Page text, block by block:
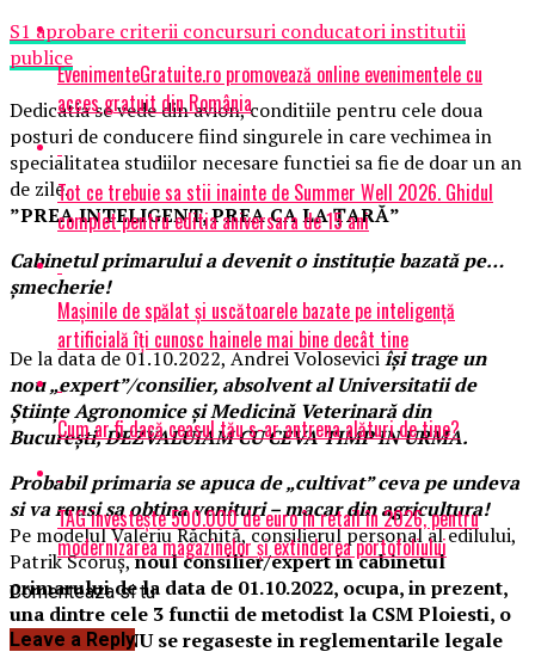
S1 aprobare criterii concursuri conducatori institutii
publice
Dedicatia se vede din avion, conditiile pentru cele doua
posturi de conducere fiind singurele in care vechimea in
specialitatea studiilor necesare functiei sa fie de doar un an
de zile.
”PREA INTELIGENT, PREA CA LA ȚARĂ”
Cabinetul primarului a devenit o instituţie bazată pe…
şmecherie!
De la data de 01.10.2022, Andrei Voloseviciîși trage un
nou „expert”/consilier, absolvent al Universitatii de
Științe Agronomice și Medicină Veterinară din
București, DEZVALUIAM CU CEVA TIMP IN URMA.
Probabil primaria se apuca de „cultivat” ceva pe undeva
si va reusi sa obtina venituri – macar din agricultura!
Pe modelul Valeriu Răchită, consilierul personal al edilului,
Patrik Scoruş,noul consilier/expert in cabinetul
primarului de la data de 01.10.2022, ocupa, in prezent,
una dintre cele 3 functii de metodist la CSM Ploiesti, o
functie care NU se regaseste in reglementarile legale
EvenimenteGratuite.ro promovează online evenimentele cu
acces gratuit din România
Tot ce trebuie sa stii inainte de Summer Well 2026. Ghidul
complet pentru editia aniversara de 15 ani
Mașinile de spălat și uscătoarele bazate pe inteligență
artificială îți cunosc hainele mai bine decât tine
Cum ar fi dacă ceasul tău s-ar antrena alături de tine?
TAG investește 500.000 de euro în retail în 2026, pentru
modernizarea magazinelor și extinderea portofoliului
Comenteaza si tu
Leave a Reply